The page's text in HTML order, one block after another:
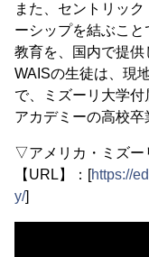
また、セントリッ
ーシップを結ぶこ
教育を、国内で提供
WAISの生徒は、現
で、ミズーリ大学付
アカデミーの高校卒
▽アメリカ・ミズー
【URL】：[https://
y/]